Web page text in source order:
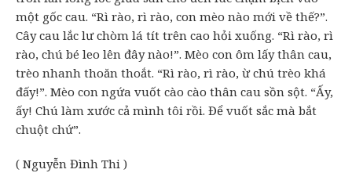
một gốc cau. “Rì rào, rì rào, con mèo nào mới về thế?”.
Cây cau lắc lư chòm lá tít trên cao hỏi xuống. “Rì rào, rì
rào, chú bé leo lên đây nào!”. Mèo con ôm lấy thân cau,
trèo nhanh thoăn thoắt. “Rì rào, rì rào, ừ chú trèo khá
đấy!”. Mèo con ngứa vuốt cào cào thân cau sồn sột. “Ấy,
ấy! Chú làm xước cả mình tôi rồi. Để vuốt sắc mà bắt
chuột chứ”.
( Nguyễn Đình Thi )